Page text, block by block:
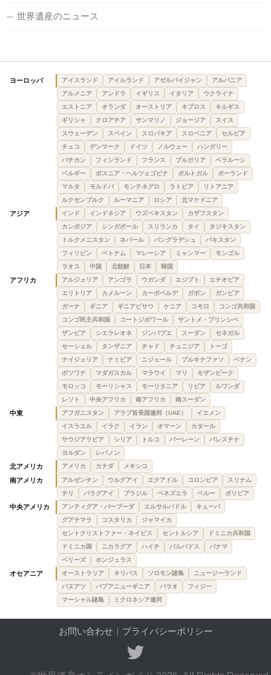
世界遺産のニュース
ヨーロッパ アイスランド アイルランド アゼルバイジャン
アルバニア
アルメニア
アンドラ イギリス イタリア
ウクライナ
エストニア
オランダ オーストリア キプロス
キルギス
ギリシャ
クロアチア サンマリノ ジョージア
スイス
スウェーデン
スペイン スロバキア スロベニア
セルビア
チェコ
デンマーク ドイツ ノルウェー
ハンガリー
バチカン
フィンランド フランス ブルガリア
ベラルーシ
ベルギー
ボスニア・ヘルツェゴビナ ポルトガル
ポーランド
マルタ
モルドバ モンテネグロ ラトビア
リトアニア
ルクセンブルク
ルーマニア ロシア 北マケドニア
アジア インド インドネシア ウズベキスタン
カザフスタン
カンボジア
シンガポール スリランカ タイ
タジキスタン
トルクメニスタン
ネパール バングラデシュ
パキスタン
フィリピン
ベトナム マレーシア ミャンマー
モンゴル
ラオス
中国 北朝鮮 日本 韓国
アフリカ アルジェリア アンゴラ ウガンダ エジプト
エチオピア
エリトリア
カメルーン カーボベルデ ガボン
ガンビア
ガーナ
ギニア ギニアビサウ ケニア コモロ
コンゴ共和国
コンゴ民主共和国
コートジボワール
サントメ・プリンシペ
ザンビア
シエラレオネ ジンバブエ スーダン
セネガル
セーシェル
タンザニア チャド チュニジア
トーゴ
ナイジェリア
ナミビア ニジェール ブルキナファソ
ベナン
ボツワナ
マダガスカル マラウイ マリ
モザンビーク
モロッコ
モーリシャス モーリタニア リビア
ルワンダ
レソト
中央アフリカ 南アフリカ 南スーダン
中東 アフガニスタン アラブ首長国連邦（UAE）
イエメン
イスラエル
イラク イラン オマーン
カタール
サウジアラビア
シリア トルコ バーレーン
パレスチナ
ヨルダン
レバノン
北アメリカ アメリカ カナダ メキシコ
南アメリカ アルゼンチン ウルグアイ エクアドル コロンビア
スリナム
チリ
パラグアイ ブラジル ベネズエラ ペルー ボリビア
中央アメリカ アンティグア・バーブーダ エルサルバドル
キューバ
グアテマラ
コスタリカ
ジャマイカ
セントクリストファー・ネイビス
セントルシア
ドミニカ共和国
ドミニカ国
ニカラグア ハイチ バルバドス
パナマ
ベリーズ
ホンジュラス
オセアニア オーストラリア キリバス ソロモン諸島
ニュージーランド
バヌアツ
パプアニューギニア パラオ
フィジー
マーシャル諸島
ミクロネシア連邦
お問い合わせ｜ プライバシーポリシー